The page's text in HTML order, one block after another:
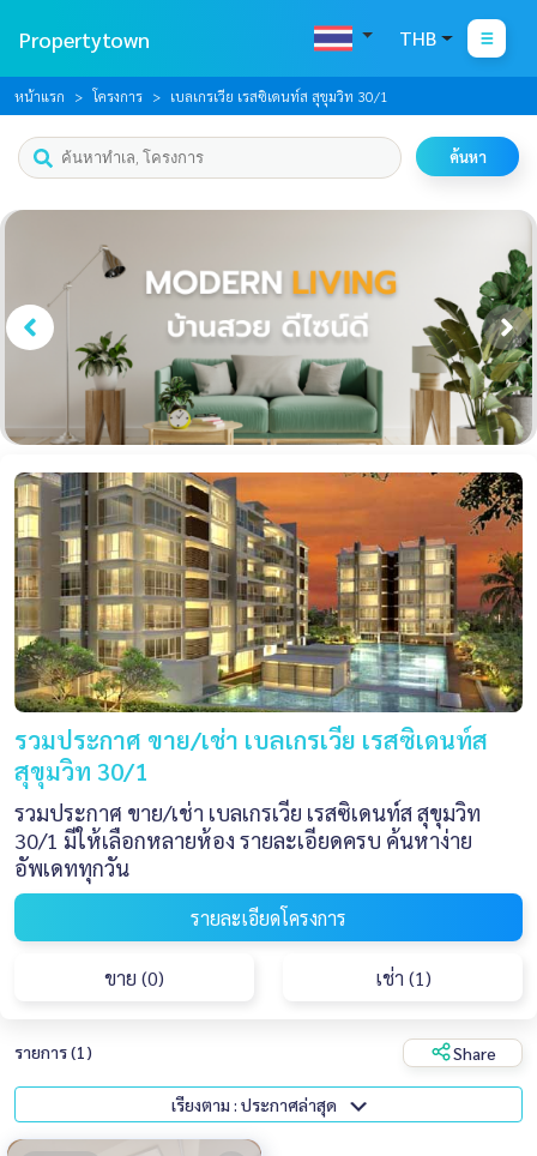
Propertytown THB
หน้าแรก โครงการ เบลเกรเวีย เรสซิเดนท์ส สุขุมวิท 30/1
ค้นหา
รวมประกาศ ขาย/เช่า เบลเกรเวีย เรสซิเดนท์ส
สุขุมวิท 30/1
รวมประกาศ ขาย/เช่า เบลเกรเวีย เรสซิเดนท์ส สุขุมวิท
30/1 มีให้เลือกหลายห้อง รายละเอียดครบ ค้นหาง่าย
อัพเดททุกวัน
รายละเอียดโครงการ
ขาย (0) เช่า (1)
รายการ (1) Share
เรียงตาม : ประกาศล่าสุด